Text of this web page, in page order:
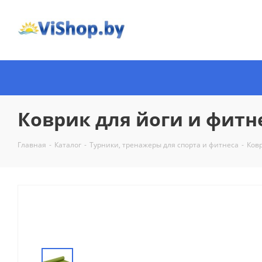
Коврик для йоги и
Главная - Каталог - Турники, тренажеры для спорта и фитнеса -